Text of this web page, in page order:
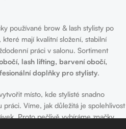
používané brow & lash stylisty po
mají kvalitní složení, stabilní
práci v salonu. Sortiment
lash lifting, barvení obočí,
doplňky pro stylisty.
místo, kde stylisté snadno
Víme, jak důležitá je spolehlivost
Proto pečlivě vybíráme značky,